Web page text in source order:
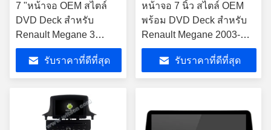
7 "หน้าจอ OEM สไตล์
DVD Deck สำหรับ
Renault Megane 3
Fluence Samsung SM3
2008- 2014 Android รถผู้
เล่น
รับราคาที่ดีที่สุด
หน้าจอ 7 นิ้ว สไตล์ OEM
พร้อม DVD Deck สําหรับ
Renault Megane 2003-
2008 Android Car DVD
GPS Playerรับราคาที่ดีที่สุด